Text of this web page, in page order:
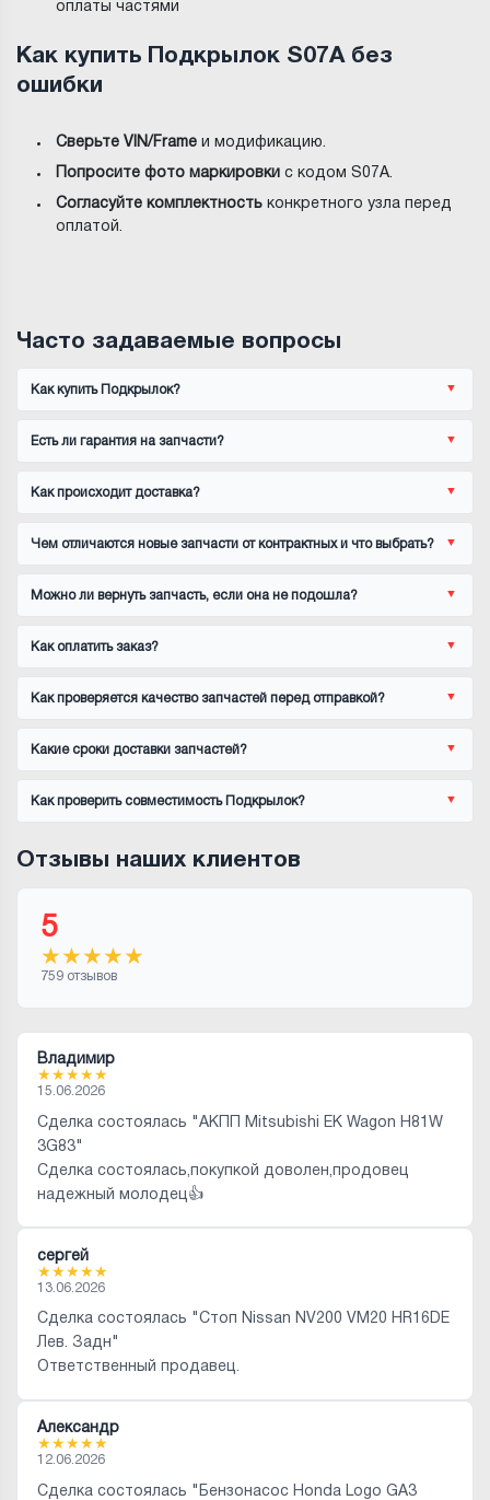
оплаты частями
Как купить Подкрылок S07A без
ошибки
Сверьте VIN/Frame и модификацию.
Попросите фото маркировки с кодом S07A.
Согласуйте комплектность конкретного узла перед
оплатой.
Часто задаваемые вопросы
Как купить Подкрылок?
Есть ли гарантия на запчасти?
Как происходит доставка?
Чем отличаются новые запчасти от контрактных и что выбрать?
Можно ли вернуть запчасть, если она не подошла?
Как оплатить заказ?
Как проверяется качество запчастей перед отправкой?
Какие сроки доставки запчастей?
Как проверить совместимость Подкрылок?
Отзывы наших клиентов
5
★★★★★
759 отзывов
Владимир
★★★★★
15.06.2026
Сделка состоялась "АКПП Mitsubishi EK Wagon H81W
3G83"
Сделка состоялась,покупкой доволен,продовец
надежный молодец👍
сергей
★★★★★
13.06.2026
Сделка состоялась "Стоп Nissan NV200 VM20 HR16DE
Лев. Задн"
Ответственный продавец.
Александр
★★★★★
12.06.2026
Сделка состоялась "Бензонасос Honda Logo GA3